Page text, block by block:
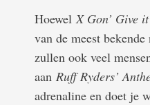
HoewelX Gon’ Give
van de meest
zullen ook veel
aan Ruff Ryders’
adrenaline en doet je